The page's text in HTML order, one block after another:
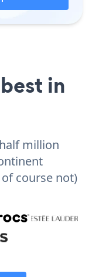
in
million
course not)